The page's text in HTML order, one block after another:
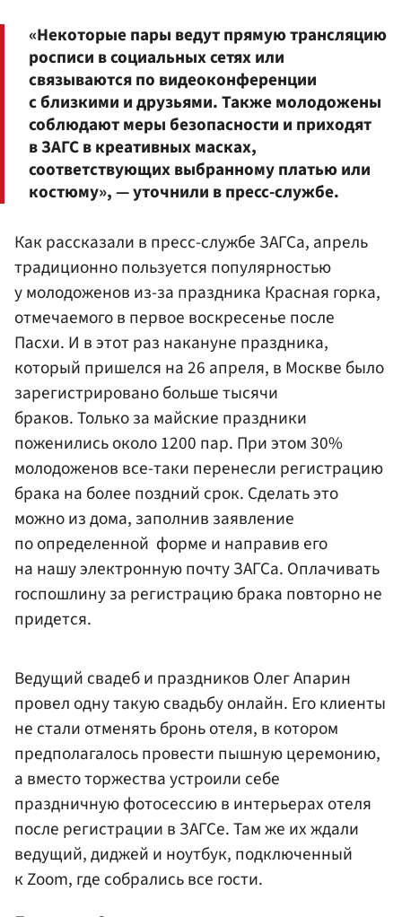
«Некоторые пары ведут прямую трансляцию
росписи в социальных сетях или
связываются по видеоконференции
с близкими и друзьями. Также молодожены
соблюдают меры безопасности и приходят
в ЗАГС в креативных масках,
соответствующих выбранному платью или
костюму», — уточнили в пресс-службе.
Как рассказали в пресс-службе ЗАГСа, апрель
традиционно пользуется популярностью
у молодоженов из-за праздника Красная горка,
отмечаемого в первое воскресенье после
Пасхи. И в этот раз накануне праздника,
который пришелся на 26 апреля, в Москве было
зарегистрировано больше тысячи
браков. Только за майские праздники
поженились около 1200 пар. При этом 30%
молодоженов все-таки перенесли регистрацию
брака на более поздний срок. Сделать это
можно из дома, заполнив заявление
по определенной форме и направив его
на нашу электронную почту ЗАГСа. Оплачивать
госпошлину за регистрацию брака повторно не
придется.
Ведущий свадеб и праздников Олег Апарин
провел одну такую свадьбу онлайн. Его клиенты
не стали отменять бронь отеля, в котором
предполагалось провести пышную церемонию,
а вместо торжества устроили себе
праздничную фотосессию в интерьерах отеля
после регистрации в ЗАГСе. Там же их ждали
ведущий, диджей и ноутбук, подключенный
к Zoom, где собрались все гости.